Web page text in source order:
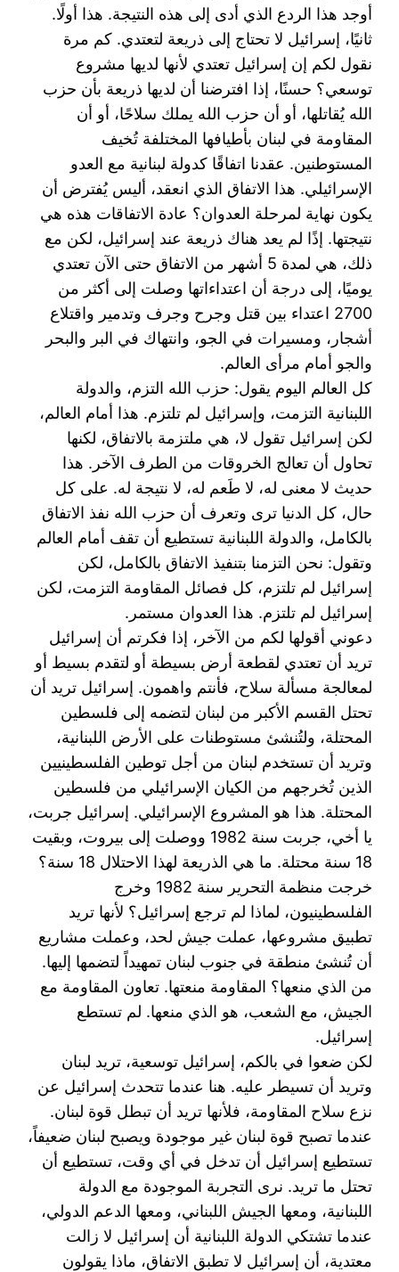
أوجد هذا الردع الذي أدى إلى هذه النتيجة. هذا أولًا.‏
ثانيًا، إسرائيل لا تحتاج إلى ذريعة لتعتدي. كم مرة
نقول لكم إن إسرائيل تعتدي لأنها لديها مشروع
توسعي؟ ‏حسنًا، إذا افترضنا أن لديها ذريعة بأن حزب
الله يُقاتلها، أو أن حزب الله يملك سلاحًا، أو أن
المقاومة في لبنان ‏بأطيافها المختلفة تُخيف
المستوطنين. عقدنا اتفاقًا كدولة لبنانية مع العدو
الإسرائيلي. هذا الاتفاق الذي انعقد، ‏أليس يُفترض أن
يكون نهاية لمرحلة العدوان؟ عادة الاتفاقات هذه هي
نتيجتها. إذًا لم يعد هناك ذريعة عند ‏إسرائيل، لكن مع
ذلك، هي لمدة 5 أشهر من الاتفاق حتى الآن تعتدي
يوميًا، إلى درجة أن اعتداءاتها وصلت ‏إلى أكثر من
2700 اعتداء بين قتل وجرح وجرف وتدمير واقتلاع
أشجار، ومسيرات في الجو، وانتهاك في ‏البر والبحر
والجو أمام مرأى العالم.‏
كل العالم اليوم يقول: حزب الله التزم، والدولة
اللبنانية التزمت، وإسرائيل لم تلتزم. هذا أمام العالم،
لكن ‏إسرائيل تقول لا، هي ملتزمة بالاتفاق، لكنها
تحاول أن تعالج الخروقات من الطرف الآخر. هذا
حديث لا معنى ‏له، لا طَعم له، لا نتيجة له. على كل
حال، كل الدنيا ترى وتعرف أن حزب الله نفذ الاتفاق
بالكامل، والدولة ‏اللبنانية تستطيع أن تقف أمام العالم
وتقول: نحن التزمنا بتنفيذ الاتفاق بالكامل، لكن
إسرائيل لم تلتزم، كل ‏فصائل المقاومة التزمت، لكن
إسرائيل لم تلتزم. هذا العدوان مستمر.‏
دعوني أقولها لكم من الآخر، إذا فكرتم أن إسرائيل
تريد أن تعتدي لقطعة أرض بسيطة أو لتقدم بسيط أو
‏لمعالجة مسألة سلاح، فأنتم واهمون. إسرائيل تريد أن
تحتل القسم الأكبر من لبنان لتضمه إلى فلسطين
المحتلة، ‏ولتُنشئ مستوطنات على الأرض اللبنانية،
وتريد أن تستخدم لبنان من أجل توطين الفلسطينيين
الذين تُخرجهم ‏من الكيان الإسرائيلي من فلسطين
المحتلة. هذا هو المشروع الإسرائيلي. إسرائيل جربت،
يا أخي، جربت سنة ‏‏1982 ووصلت إلى بيروت، وبقيت
18 سنة محتلة. ما هي الذريعة لهذا الاحتلال 18 سنة؟
خرجت منظمة ‏التحرير سنة 1982 وخرج
الفلسطينيون، لماذا لم ترجع إسرائيل؟ لأنها تريد
تطبيق مشروعها، عملت جيش ‏لحد، وعملت مشاريع
أن تُنشئ منطقة في جنوب لبنان تمهيداً لتضمها إليها.
من الذي منعها؟ المقاومة منعتها. ‏تعاون المقاومة مع
الجيش، مع الشعب، هو الذي منعها. لم تستطع
إسرائيل. ‏
لكن ضعوا في بالكم، إسرائيل توسعية، تريد لبنان
وتريد أن تسيطر عليه. هنا عندما تتحدث إسرائيل عن
نزع ‏سلاح المقاومة، فلأنها تريد أن تبطل قوة لبنان.
عندما تصبح قوة لبنان غير موجودة ويصبح لبنان ضعيفاً،
‏تستطيع إسرائيل أن تدخل في أي وقت، تستطيع أن
تحتل ما تريد. نرى التجربة الموجودة مع الدولة
اللبنانية، ‏ومعها الجيش اللبناني، ومعها الدعم الدولي،
عندما تشتكي الدولة اللبنانية أن إسرائيل لا زالت
معتدية، أن ‏إسرائيل لا تطبق الاتفاق، ماذا يقولون